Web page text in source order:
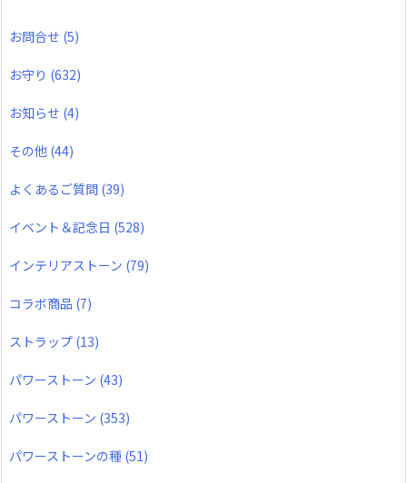
お問合せ (5)
お守り (632)
お知らせ (4)
その他 (44)
よくあるご質問 (39)
イベント＆記念日 (528)
インテリアストーン (79)
コラボ商品 (7)
ストラップ (13)
パワーストーン (43)
パワーストーン (353)
パワーストーンの種 (51)